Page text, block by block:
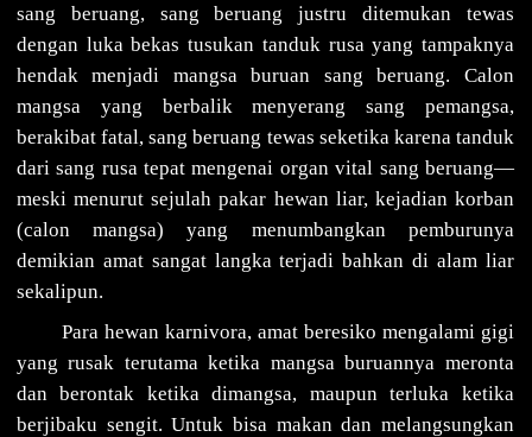
sang beruang, sang beruang justru ditemukan tewas
dengan luka bekas tusukan tanduk rusa yang tampaknya
hendak menjadi mangsa buruan sang beruang. Calon
mangsa yang berbalik menyerang sang pemangsa,
berakibat fatal, sang beruang tewas seketika karena tanduk
dari sang rusa tepat mengenai organ vital sang beruang—
meski menurut sejulah pakar hewan liar, kejadian korban
(calon mangsa) yang menumbangkan pemburunya
demikian amat sangat langka terjadi bahkan di alam liar
sekalipun.
Para hewan karnivora, amat beresiko mengalami gigi
yang rusak terutama ketika mangsa buruannya meronta
dan berontak ketika dimangsa, maupun terluka ketika
berjibaku sengit. Untuk bisa makan dan melangsungkan